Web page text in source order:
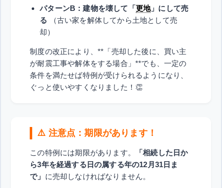
パターンB：建物を壊して「更地」にして売
る （古い家を解体してから土地として売
却）
制度の改正により、**「売却した後に、買い主
が耐震工事や解体をする場合」**でも、一定の
条件を満たせば特例が受けられるようになり、
ぐっと使いやすくなりました！👏
⚠️ 注意点：期限があります！
この特例には期限があります。
「相続した日か
ら3年を経過する日の属する年の12月31日ま
で」 に売却しなければなりません。